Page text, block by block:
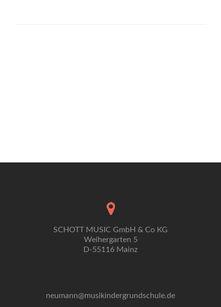
SCHOTT MUSIC GmbH & Co KG
Weihergarten 5
D-55116 Mainz
neumann@musikindergrundschule.de